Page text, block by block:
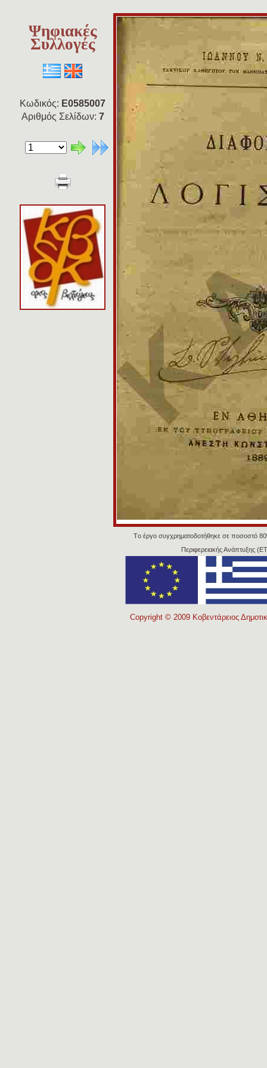
Ψηφιακές
Συλλογές
Κωδικός: E0585007
Αριθμός Σελίδων: 7
Tο έργο συγχρηματοδοτήθηκε σε ποσοστό
Περιφερειακής Ανάπτυξης
Copyright © 2009 Κοβεντάρειος